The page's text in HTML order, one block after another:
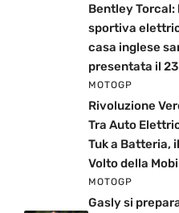
Bentley Torcal:
sportiva
casa inglese
presentata il
MOTOGP
Rivoluzione
Tra Auto
Tuk a Batteria,
Volto della
MOTOGP
Gasly si